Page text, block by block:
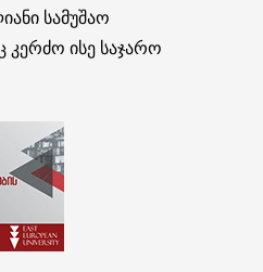
სამუშაო
ისე საჯარო